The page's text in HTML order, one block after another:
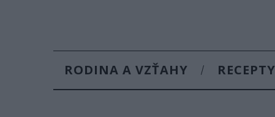
RODINA A VZŤAHY RECEPTY